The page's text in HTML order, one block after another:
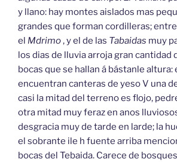
y llano: hay montes aislados mas
grandes que forman cordilleras;
el Mdrimo, y el de las Tabaidas muy
los dias de lluvia arroja gran cantidad
bocas que se hallan á bástanle altura:
encuentran canteras de yeso V una
casi la mitad del terreno es flojo,
otra mitad muy feraz en anos
desgracia muy de tarde en larde; la
el sobrante ile h fuente arriba
bocas del Tebaida. Carece de